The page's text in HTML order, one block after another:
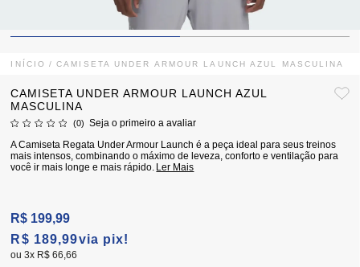
INÍCIO CAMISETA UNDER ARMOUR LAUNCH AZUL MASCULINA
CAMISETA UNDER ARMOUR LAUNCH AZUL
MASCULINA
(0)
Seja o primeiro a avaliar
A Camiseta Regata Under Armour Launch é a peça ideal para seus treinos
mais intensos, combinando o máximo de leveza, conforto e ventilação para
você ir mais longe e mais rápido. Ler Mais
R$ 189,99via pix!
R$ 199,99
3x R$ 66,66